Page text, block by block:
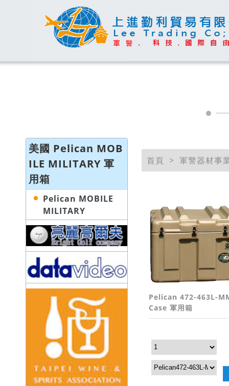
美國 Pelican MOB
ILE MILITARY 軍
用箱
Pelican MOBILE
MILITARY
首頁 軍警器材事
Pelican 472-463L-
Case 軍用箱